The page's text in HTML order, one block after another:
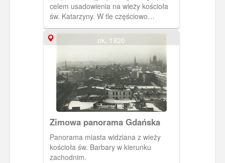
celem usadowienia na wieży kościoła
św. Katarzyny. W tle częściowo
zasłonięty Wielki Młyn, lewej zabudowa
ul. Na Piaskach. Autor: Marek
Kaliszczak
ok. 1920
Zimowa panorama Gdańska
Panorama miasta widziana z wieży
kościoła św. Barbary w kierunku
zachodnim.